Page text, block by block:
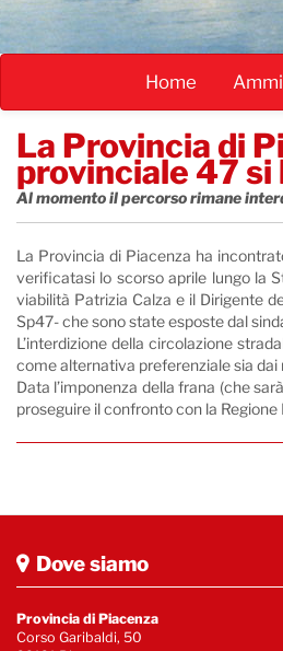
Home
La Provincia di
provinciale 47 si
Al momento il percorso rimane
La Provincia di Piacenza ha
verificatasi lo scorso aprile lungo la
viabilità Patrizia Calza e il Dirigente
Sp47- che sono state esposte dal
L’interdizione della circolazione
come alternativa preferenziale sia
Data l’imponenza della frana (che
proseguire il confronto con la Regione
Dove siamo
Provincia di Piacenza
Corso Garibaldi, 50